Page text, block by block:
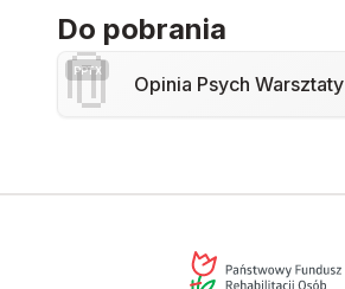
Do pobrania
PPTX
📎 Opinia Psych Warsztaty